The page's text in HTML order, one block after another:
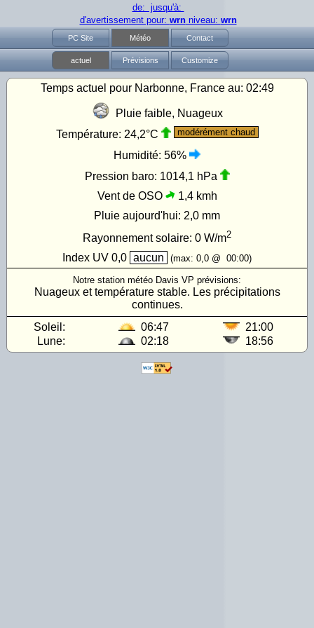
de: jusqu'à:
d'avertissement pour: wrnniveau: wrn
PC Site Météo Contact
actuel Prévisions Customize
Temps actuel pour Narbonne, France au: 02:49
Pluie faible, Nuageux
Température: 24,2°C modérément chaud
Humidité: 56%
Pression baro: 1014,1 hPa
Vent de OSO
1,4 kmh
Pluie aujourd'hui: 2,0 mm
Rayonnement solaire: 0 W/m2
Index UV 0,0 aucun (max: 0,0 @ 00:00)
Notre station météo Davis VP prévisions:
Nuageux et température stable. Les précipitations
continues.
Soleil:
06:47
21:00
Lune:
02:18 18:56